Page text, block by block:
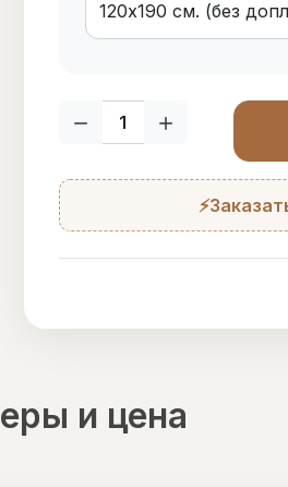
Кол-во:
и цена